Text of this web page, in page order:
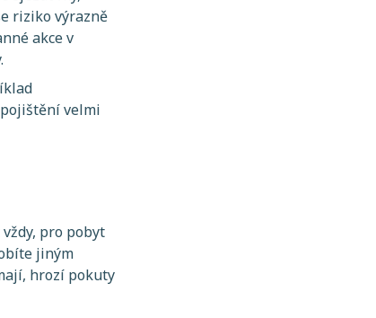
riziko výrazně
akce v
velmi
pro pobyt
jiným
hrozí pokuty